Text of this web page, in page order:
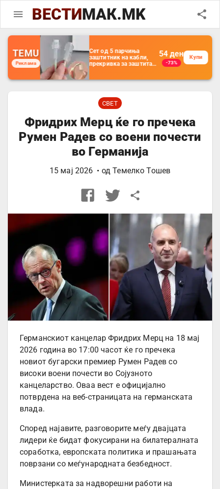
ВЕСТИМАК.MK
TEMU
Реклама
Држач за полнење
на телефон кој се
монтира на ѕид -
организатор за
далечински
управувач
56ден
-35%
Купи
СВЕТ
Фридрих Мерц ќе го пречека
Румен Радев со воени почести
во Германија
15 мај 2026 • одТемелко Тошев
Германскиот канцелар Фридрих Мерц на 18 мај
2026 година во 17:00 часот ќе го пречека
новиот бугарски премиер Румен Радев со
високи воени почести во Сојузното
канцеларство. Оваа вест е официјално
потврдена на веб-страницата на германската
влада.
Според најавите, разговорите меѓу двајцата
лидери ќе бидат фокусирани на билатералната
соработка, европската политика и прашањата
поврзани со меѓународната безбедност.
Министерката за надворешни работи на